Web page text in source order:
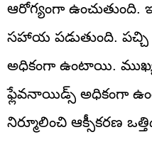
ఆరోగ్యంగా ఉంచుతుంది.
స‌హాయ ప‌డుతుంది.
అధికంగా ఉంటాయి.
ఫ్లేవ‌నాయిడ్స్ అధికంగా
నిర్మూలించి ఆక్సీక‌ర‌ణ